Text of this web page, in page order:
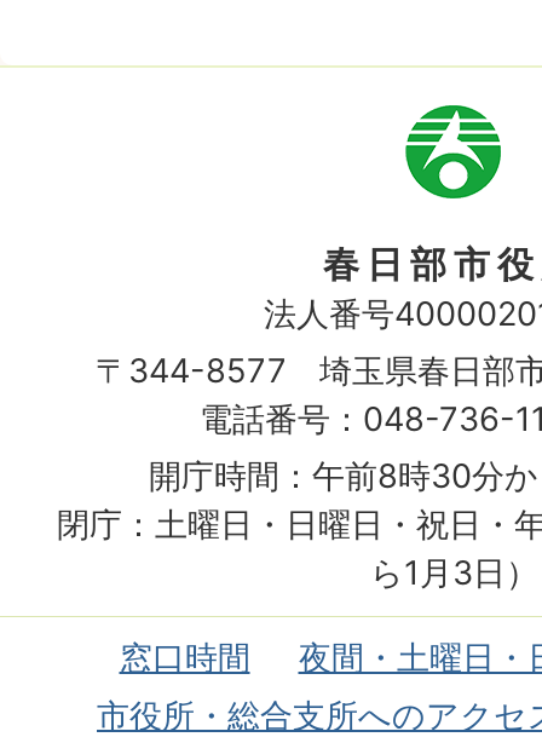
市
章
春日部市
法人番号
〒344-8577 埼玉県春日部
電話番号：048-736-
開庁時間：午前8時30分
閉庁：土曜日・日曜日・祝日・
ら1月3日）
窓口時間
夜間・土曜日・
市役所・総合支所へのアクセ